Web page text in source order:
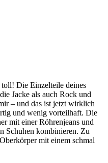
Die Einzelteile deines
Jacke als auch Rock und
– und das ist jetzt wirklich
und wenig vorteilhaft. Die
mit einer Röhrenjeans und
Schuhen kombinieren. Zu
mit einem schmal